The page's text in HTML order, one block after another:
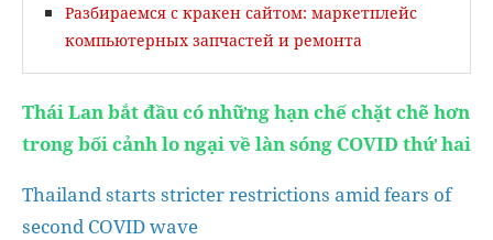
Разбираемся с кракен сайтом: маркетплейс
компьютерных запчастей и ремонта
Thái Lan bắt đầu có những hạn chế chặt chẽ hơn
trong bối cảnh lo ngại về làn sóng COVID thứ hai
Thailand starts stricter restrictions amid fears of
second COVID wave